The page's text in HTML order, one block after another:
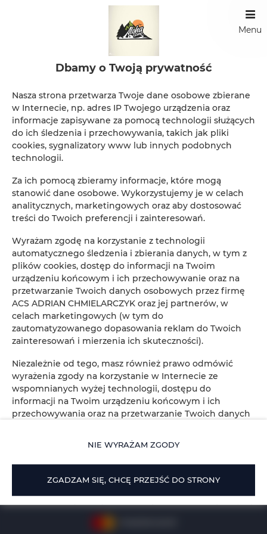
Menu
W zależności od Twoich potrzeb, możesz stworzyć
dowolną ilość podstron. Wykorzystaj je do
zaprezentowania Twojego obiektu, okolicy, dostępnych
atrakcji turystycznych. Umieść ciekawostki, zdjecia i filmy.
Podstrony możesz dodać w panelu administracyjnym w
zakładce "Wizytówka" / "Podstrony"
-----------------------------------------------------------------------------------
-------------------------------------------------------------
Młyńska, 34-120 Andrychów
+48 739206209
Regulamin
Polityka prywatności
Dbamy o Twoją prywatność
Nasza strona przetwarza Twoje dane osobowe zbierane
w Internecie, np. adres IP Twojego urządzenia oraz
informacje zapisywane za pomocą technologii służących
do ich śledzenia i przechowywania, takich jak pliki
cookies, sygnalizatory www lub innych podobnych
technologii.
Za ich pomocą zbieramy informacje, które mogą
stanowić dane osobowe. Wykorzystujemy je w celach
analitycznych, marketingowych oraz aby dostosować
treści do Twoich preferencji i zainteresowań.
Wyrażam zgodę na korzystanie z technologii
automatycznego śledzenia i zbierania danych, w tym z
plików cookies, dostęp do informacji na Twoim
urządzeniu końcowym i ich przechowywanie oraz na
przetwarzanie Twoich danych osobowych przez firmę
ACS ADRIAN CHMIELARCZYK oraz jej partnerów, w
celach marketingowych (w tym do
zautomatyzowanego dopasowania reklam do Twoich
zainteresowań i mierzenia ich skuteczności).
Niezależnie od tego, masz również prawo odmówić
wyrażenia zgody na korzystanie w Internecie ze
wspomnianych wyżej technologii, dostępu do
informacji na Twoim urządzeniu końcowym i ich
przechowywania oraz na przetwarzanie Twoich danych
oraz jej partnerów, w celach marketingowych (w tym
zainteresowań i mierzenia ich skuteczności). W tym celu
kliknij: „NIE WYRAŻAM ZGODY” bądź dokonaj zmian w
informacji dowiesz się ze strony
POLITYKA PRYWATNOŚCI I COOKIES SERWISU
NIE WYRAŻAM ZGODY
ZGADZAM SIĘ, CHCĘ PRZEJŚĆ DO STRONY